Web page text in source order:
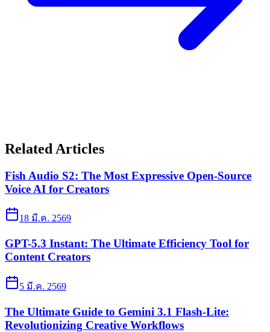
Related Articles
Fish Audio S2: The Most Expressive Open-Source
Voice AI for Creators
18 มี.ค. 2569
GPT-5.3 Instant: The Ultimate Efficiency Tool for
Content Creators
5 มี.ค. 2569
The Ultimate Guide to Gemini 3.1 Flash-Lite:
Revolutionizing Creative Workflows